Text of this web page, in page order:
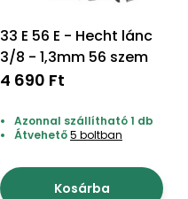
33 E 56 E - Hecht lánc
3/8 - 1,3mm 56 szem
4 690 Ft
Azonnal szállítható 1 db
Átvehető5 boltban
Kosárba